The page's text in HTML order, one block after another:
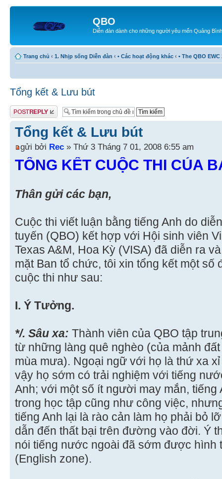
QBO
Diễn đàn dành cho những người yêu mến Quảng Bình
Trang chủ ‹ 1. Nhịp sống Diễn đàn ‹ • Các hoạt động khác ‹ • The QBO EWC
Tổng kết & Lưu bút
Gửi bài trả lời
Tổng kết & Lưu bút
gửi bởi Rec » Thứ 3 Tháng 7 01, 2008 6:55 am
TỔNG KẾT CUỘC THI CỦA
Thân gửi các bạn,
Cuộc thi viết luận bằng tiếng Anh do
tuyến (QBO) kết hợp với Hội sinh viên
Texas A&M, Hoa Kỳ (VISA) đã diễn ra
mặt Ban tổ chức, tôi xin tổng kết một số
cuộc thi như sau:
I. Ý Tưởng.
*/. Sâu xa: Thành viên của QBO tập
từ những làng quê nghèo (của mảnh
mùa mưa). Ngoại ngữ với họ là thứ xa
vậy họ sớm có trải nghiệm với tiếng
Anh; với một số ít người may mắn, tiếng
trong học tập cũng như công việc,
tiếng Anh lại là rào cản làm họ phải bỏ
dẫn đến thất bại trên đường vào đời. Ý
nói tiếng nước ngoài đã sớm được hình
(English zone).